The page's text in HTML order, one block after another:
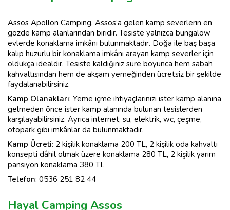
Assos Apollon Camping, Assos’a gelen kamp severlerin en
gözde kamp alanlarından biridir. Tesiste yalnızca bungalow
evlerde konaklama imkânı bulunmaktadır. Doğa ile baş başa
kalıp huzurlu bir konaklama imkânı arayan kamp severler için
oldukça idealdir. Tesiste kaldığınız süre boyunca hem sabah
kahvaltısından hem de akşam yemeğinden ücretsiz bir şekilde
faydalanabilirsiniz.
Kamp Olanakları: Yeme içme ihtiyaçlarınızı ister kamp alanına
gelmeden önce ister kamp alanında bulunan tesislerden
karşılayabilirsiniz. Ayrıca internet, su, elektrik, wc, çeşme,
otopark gibi imkânlar da bulunmaktadır.
Kamp Ücreti: 2 kişilik konaklama 200 TL, 2 kişilik oda kahvaltı
konsepti dâhil olmak üzere konaklama 280 TL, 2 kişilik yarım
pansiyon konaklama 380 TL
Telefon: 0536 251 82 44
Hayal Camping Assos